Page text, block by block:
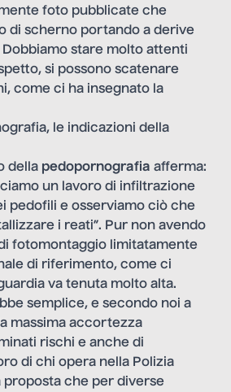
foto pubblicate che
di scherno portando a derive
Dobbiamo stare molto attenti
si possono scatenare
come ci ha insegnato la
le indicazioni della
della pedopornografia afferma:
un lavoro di infiltrazione
pedofili e osserviamo ciò che
i reati”. Pur non avendo
fotomontaggio limitatamente
di riferimento, come ci
va tenuta molto alta.
semplice, e secondo noi a
massima accortezza
rischi e anche di
di chi opera nella Polizia
proposta che per diverse